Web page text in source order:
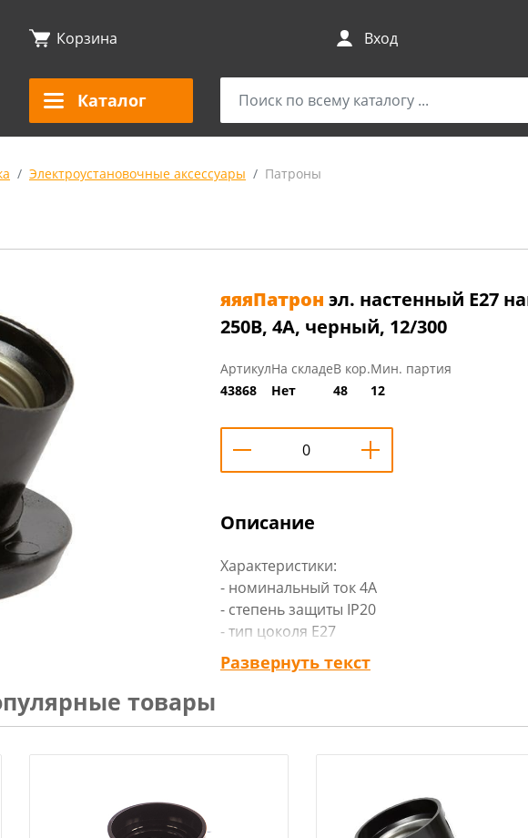
Корзина Вход
Каталог
Электроустановочные аксессуары Патроны
яяяПатрон эл. настенный Е27
250В, 4А, черный, 12/300
Артикул
43868
На складе
Нет
В кор.
48
Мин. партия
12
Описание
Характеристики:
- номинальный ток 4А
- степень защиты IP20
- тип цоколя Е27
- напряжение 250В
- материал: карболит, сталь
Развернуть текст
товары